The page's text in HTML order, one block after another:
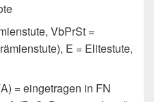
VbPrSt =
E = Elitestute,
= eingetragen in FN